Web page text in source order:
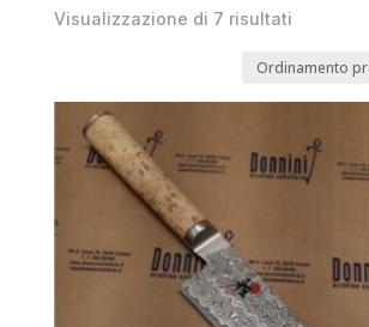
Visualizzazione di 7 risultati